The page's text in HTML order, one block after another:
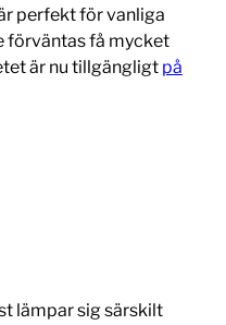
perfekt för vanliga
förväntas få mycket
är nu tillgängligt på
lämpar sig särskilt